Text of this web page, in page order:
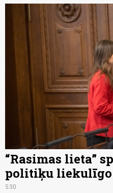
“Rasimas lieta”
politiķu
5:30